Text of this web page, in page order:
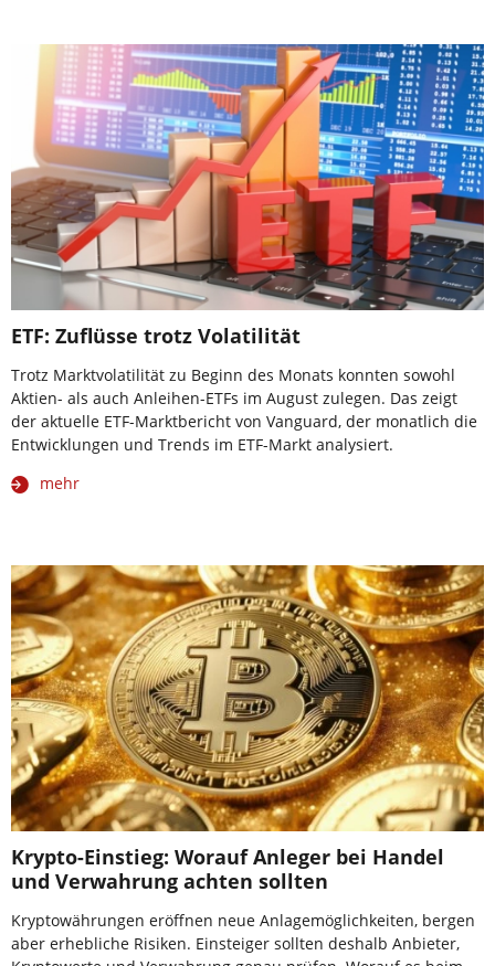
ETF: Zuflüsse trotz Volatilität
Trotz Marktvolatilität zu Beginn des Monats konnten sowohl
Aktien- als auch Anleihen-ETFs im August zulegen. Das zeigt
der aktuelle ETF-Marktbericht von Vanguard, der monatlich die
Entwicklungen und Trends im ETF-Markt analysiert.
mehr
Krypto-Einstieg: Worauf Anleger bei Handel
und Verwahrung achten sollten
Kryptowährungen eröffnen neue Anlagemöglichkeiten, bergen
aber erhebliche Risiken. Einsteiger sollten deshalb Anbieter,